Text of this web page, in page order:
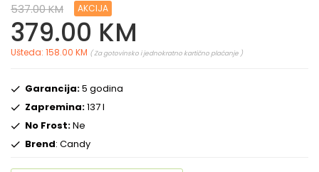
537.00 KM AKCIJA
379.00 KM
Ušteda: 158.00 KM ( Za gotovinsko i jednokratno kartično plaćanje )
Garancija:5 godina
Zapremina:137 l
No Frost:Ne
Brend: Candy